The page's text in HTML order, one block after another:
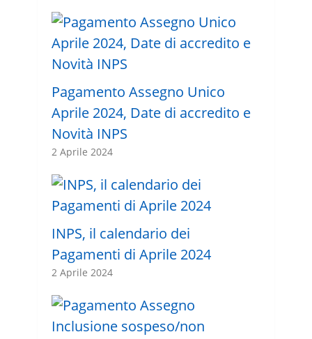
Pagamento Assegno Unico
Aprile 2024, Date di accredito e
Novità INPS
2 Aprile 2024
INPS, il calendario dei
Pagamenti di Aprile 2024
2 Aprile 2024